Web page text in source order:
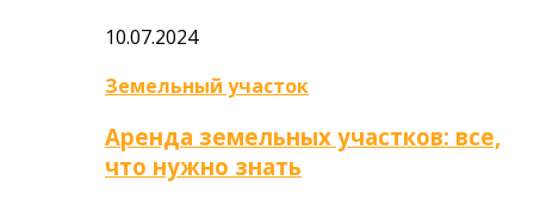
10.07.2024
Земельный участок
Аренда земельных участков: все,
что нужно знать